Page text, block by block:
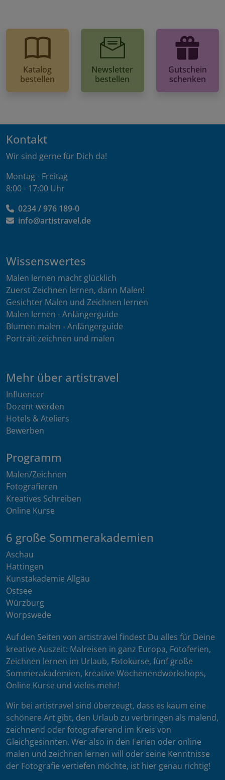
Katalog
bestellen
Newsletter
bestellen
Gutschein
schenken
Kontakt
Wir sind gerne für Dich da!
Montag - Freitag
8:00 - 17:00 Uhr
0234 / 976 189-0
info@artistravel.de
Wissenswertes
Malen lernen macht glücklich
Zuerst Zeichnen lernen, dann Malen!
Gesichter Malen und Zeichnen lernen
Malen lernen - Anfängerguide
Blumen malen - Anfängerguide
Portrait zeichnen und malen
Mehr über artistravel
Influencer
Dozent werden
Hotels & Ateliers
Bewerben
Programm
Malen/Zeichnen
Fotografieren
Kreatives Schreiben
Online Kurse
6 große Sommerakademien
Aschau
Hattingen
Kunstakademie Allgäu
Ostsee
Würzburg
Worpswede
Auf den Seiten von artistravel findest Du alles für Deine
kreative Auszeit: Malreisen in ganz Europa, Fotoferien,
Zeichnen lernen im Urlaub, Fotokurse, fünf große
Sommerakademien, kreative Wochenendworkshops,
Online Kurse und vieles mehr!
Wir bei artistravel sind überzeugt, dass es kaum eine
schönere Art gibt, den Urlaub zu verbringen als malend,
zeichnend oder fotografierend im Kreis von
Gleichgesinnten. Wer also in den Ferien oder online
malen und zeichnen lernen will oder seine Kenntnisse
der Fotografie vertiefen möchte, ist hier genau richtig!